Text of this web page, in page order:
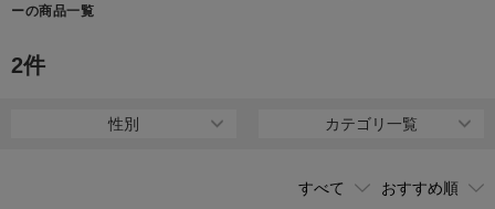
ーの商品一覧
2件
性別 カテゴリ一覧